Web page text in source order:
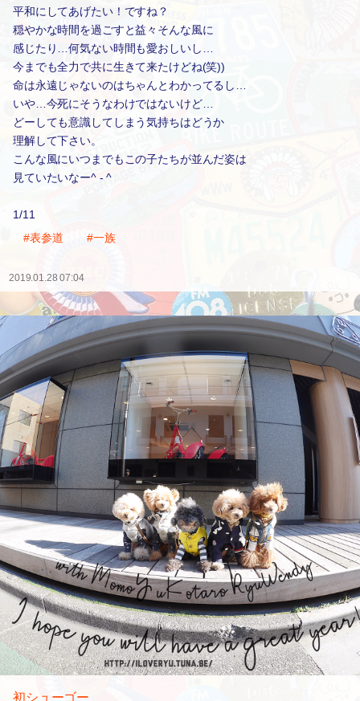
平和にしてあげたい！ですね？
穏やかな時間を過ごすと益々そんな風に
感じたり…何気ない時間も愛おしいし…
今までも全力で共に生きて来たけどね(笑))
命は永遠じゃないのはちゃんとわかってるし…
いや…今死にそうなわけではないけど…
どーしても意識してしまう気持ちはどうか
理解して下さい。
こんな風にいつまでもこの子たちが並んだ姿は
見ていたいなー^ - ^
1/11
#表参道
#一族
2019.01.28 07:04
初シューゴー